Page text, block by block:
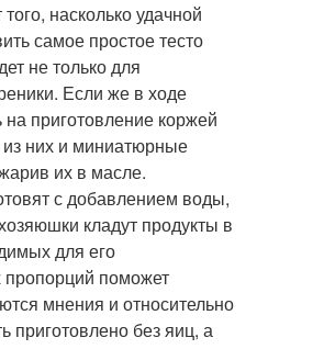
насколько удачной
самое простое тесто
не только для
Если же в ходе
приготовление коржей
них и миниатюрные
их в масле.
с добавлением воды,
кладут продукты в
для его
пропорций поможет
мнения и относительно
приготовлено без яиц, а